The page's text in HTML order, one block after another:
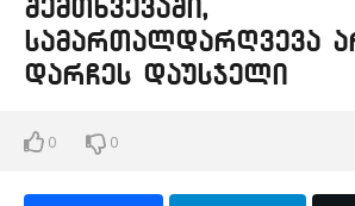
შემთხვევაში,
სამართალდარღვევა
დარჩეს დაუსჯელი
0 0